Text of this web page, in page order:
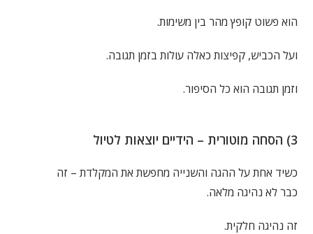
הוא פשוט קופץ מהר בין משימות.
ועל הכביש, קפיצות כאלה עולות בזמן תגובה.
וזמן תגובה הוא כל הסיפור.
3) הסחה מוטורית – הידיים יוצאות לטיול
כשיד אחת על ההגה והשנייה מחפשת את המקלדת – זה
כבר לא נהיגה מלאה.
זה נהיגה חלקית.